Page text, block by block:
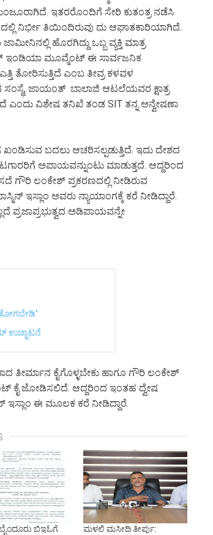
ಇತರರೊಂದಿಗೆ ಸೇರಿ ಕುತಂತ್ರ ನಡೆಸಿ
ನಿರ್ಭೀ ತಿಯಿಂದಿರುವು ದು ಆಘಾತಕಾರಿಯಾಗಿದೆ.
ಹೊರಗಿದ್ದು ಒಬ್ಬ ವ್ಯಕ್ತಿ ಮಾತ್ರ
ಇಂಡಿಯಾ ಮೂವ್ಮೆಂಟ್ ಈ ಸಾರ್ವಜನಿಕ
ತೋರಿಸುತ್ತಿದೆ ಎಂಬ ತೀವ್ರ ಕಳವಳ
ಸಂಸ್ಥೆ, ಜಾಯಂತ್ ಬಾಲಾಜಿ ಆಟಲೆಯವರ ಕ್ಷಾತ್ರ
ವಿಶೇಷ ತನಿಖೆ ತಂಡ SIT ತನ್ನ ಅನ್ವೇಷಣಾ
ಬದಲು ಆಚರಿಸಲ್ಪಡುತ್ತಿದೆ. ಇದು ದೇಶದ
ಅಪಾಯವನ್ನುಂಟು ಮಾಡುತ್ತದೆ. ಆದ್ದರಿಂದ
ಗೌರಿ ಲಂಕೇಶ್ ಪ್ರಕರಣದಲ್ಲಿ ನೀಡಿರುವ
ಇಸ್ಲಾಂ ಅವರು ನ್ಯಾಯಾಂಗಕ್ಕೆ ಕರೆ ನೀಡಿದ್ದಾರೆ.
ಪ್ರಜಾಪ್ರಭುತ್ವದ ಅಡಿಪಾಯವನ್ನೇ
ಹೋಗಬೇಡಿ'
ಉಚ್ಛಾಟನೆ
ತೀರ್ಮಾನ ಕೈಗೊಳ್ಳಬೇಕು ಹಾಗೂ ಗೌರಿ ಲಂಕೇಶ್
ಕೈ ಜೋಡಿಸಲಿದೆ. ಆದ್ದರಿಂದ ಇಂತಹ ದ್ವೇಷ
ಇಸ್ಲಾಂ ಈ ಮೂಲಕ ಕರೆ ನೀಡಿದ್ದಾರೆ.
ಬೈಂದೂರು ಬಿಇಓಗೆ ಮಳಲಿ ಮಸೀದಿ ತೀರ್ಪು: